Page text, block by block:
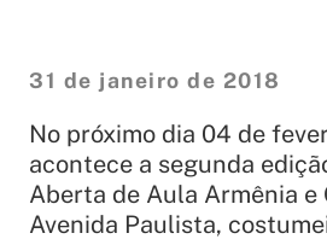
31 de janeiro de 2018
No próximo dia 04 de
acontece a segunda
Aberta de Aula Armênia e
Avenida Paulista,